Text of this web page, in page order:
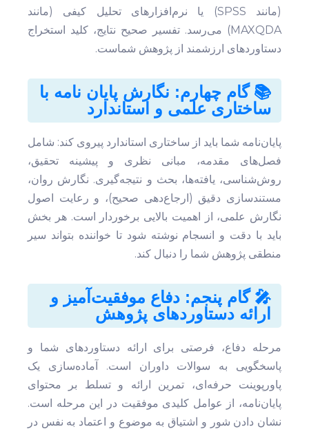
(مانند SPSS) یا نرم‌افزارهای تحلیل کیفی (مانند
MAXQDA) می‌رسد. تفسیر صحیح نتایج، کلید استخراج
دستاوردهای ارزشمند از پژوهش شماست.
📚 گام چهارم: نگارش پایان نامه با
ساختاری علمی و استاندارد
پایان‌نامه شما باید از ساختاری استاندارد پیروی کند: شامل
فصل‌های مقدمه، مبانی نظری و پیشینه تحقیق،
روش‌شناسی، یافته‌ها، بحث و نتیجه‌گیری. نگارش روان،
مستندسازی دقیق (ارجاع‌دهی صحیح)، و رعایت اصول
نگارش علمی، از اهمیت بالایی برخوردار است. هر بخش
باید با دقت و انسجام نوشته شود تا خواننده بتواند سیر
منطقی پژوهش شما را دنبال کند.
🎤 گام پنجم: دفاع موفقیت‌آمیز و
ارائه دستاوردهای پژوهش
مرحله دفاع، فرصتی برای ارائه دستاوردهای شما و
پاسخگویی به سوالات داوران است. آماده‌سازی یک
پاورپوینت حرفه‌ای، تمرین ارائه و تسلط بر محتوای
پایان‌نامه، از عوامل کلیدی موفقیت در این مرحله است.
نشان دادن شور و اشتیاق به موضوع و اعتماد به نفس در